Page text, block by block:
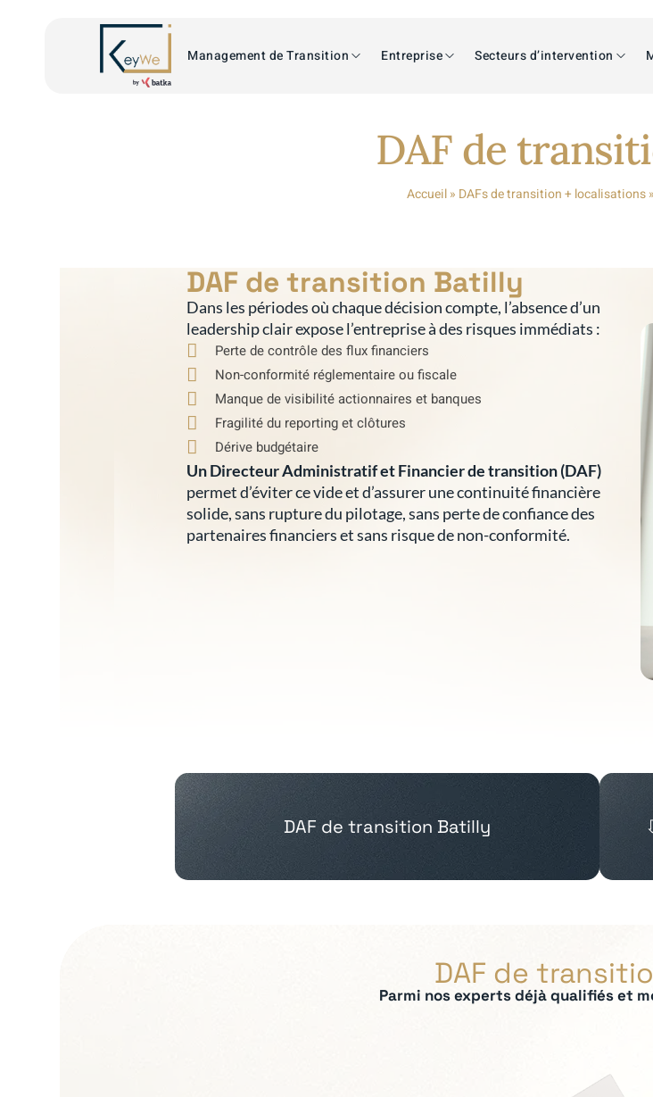
Management de Transition Entreprise Secteurs d’intervention
DAF de
Accueil» DAFs de transition + localisations»
DAF de transition Batilly
Dans les périodes où chaque décision compte, l’absence d’un
leadership clair expose l’entreprise à des risques immédiats :
Perte de contrôle des flux financiers
Non-conformité réglementaire ou fiscale
Manque de visibilité actionnaires et banques
Fragilité du reporting et clôtures
Dérive budgétaire
Un Directeur Administratif et Financier de transition (DAF)
permet d’éviter ce vide et d’assurer une continuité financière
solide, sans rupture du pilotage, sans perte de confiance des
partenaires financiers et sans risque de non-conformité.
DAF de transition Batilly
DAF de
Parmi nos experts déjà qualifiés et